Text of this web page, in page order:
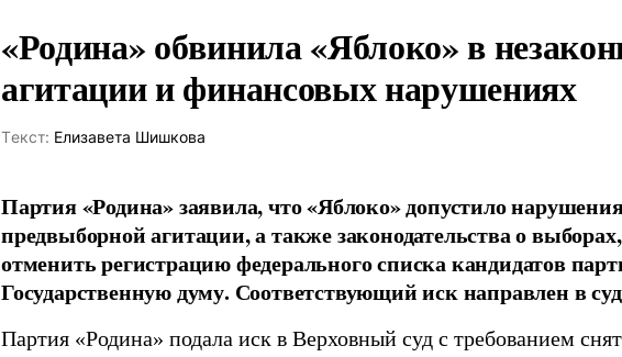
«Родина» обвинила «Яблоко» в
агитации и финансовых нарушениях
Tекст: Елизавета Шишкова
Партия «Родина» заявила, что «Яблоко» допустило
предвыборной агитации, а также законодательства о
отменить регистрацию федерального списка кандидатов
Государственную думу. Соответствующий иск направлен в
Партия «Родина» подала иск в Верховный суд с требованием